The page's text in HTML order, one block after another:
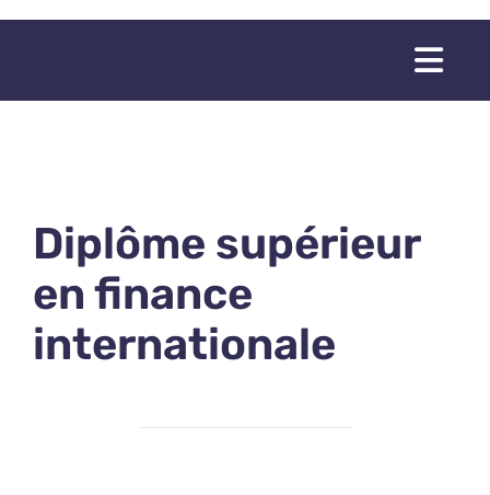
Diplôme supérieur
en finance
internationale